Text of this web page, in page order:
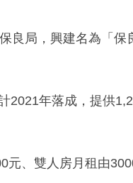
良局，興建名為「保
2021年落成，提供
、雙人房月租由